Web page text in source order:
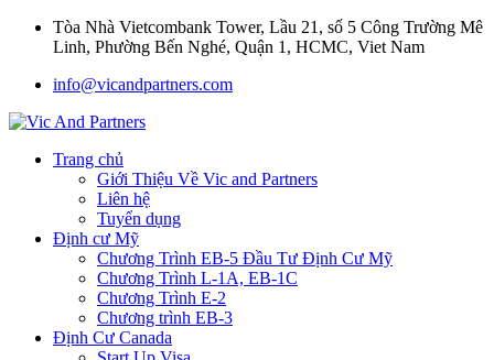
Tòa Nhà Vietcombank Tower, Lầu 21, số 5 Công Trường Mê
Linh, Phường Bến Nghé, Quận 1, HCMC, Viet Nam
info@vicandpartners.com
Trang chủ
Giới Thiệu Về Vic and Partners
Liên hệ
Tuyển dụng
Định cư Mỹ
Chương Trình EB-5 Đầu Tư Định Cư Mỹ
Chương Trình L-1A, EB-1C
Chương Trình E-2
Chương trình EB-3
Định Cư Canada